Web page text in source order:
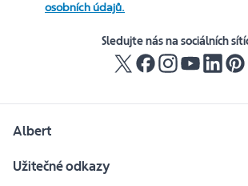
osobních údajů.
Sledujte nás na sociálních
Albert
Užitečné odkazy